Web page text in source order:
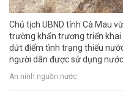
Chủ tịch UBND tỉnh Cà Mau
trường khẩn trương triển
dứt điểm tình trạng thiếu
người dân được sử dụng
An ninh nguồn nước